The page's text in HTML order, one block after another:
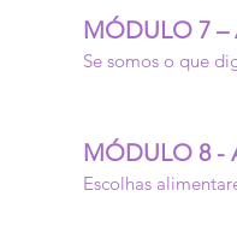
MÓDULO 7 –
Se somos o que
MÓDULO 8 -
Escolhas